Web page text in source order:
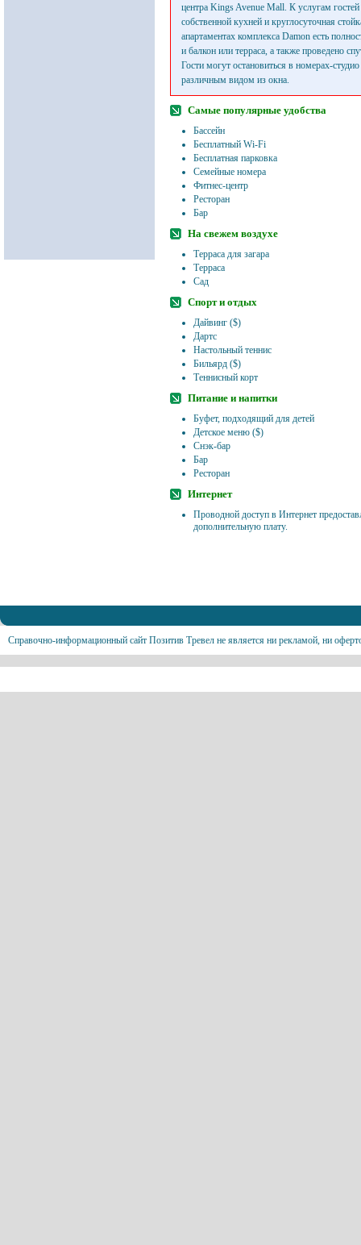
центра Kings Avenue Mall. К услугам
собственной кухней и круглосуточная
апартаментах комплекса Damon есть
и балкон или терраса, а также проведено
Гости могут остановиться в номерах-
различным видом из окна.
Самые популярные удобства
Бассейн
Бесплатный Wi-Fi
Бесплатная парковка
Семейные номера
Фитнес-центр
Ресторан
Бар
На свежем воздухе
Терраса для загара
Терраса
Сад
Спорт и отдых
Дайвинг ($)
Дартс
Настольный теннис
Бильярд ($)
Теннисный корт
Питание и напитки
Буфет, подходящий для детей
Детское меню ($)
Снэк-бар
Бар
Ресторан
Интернет
Проводной доступ в Интернет
дополнительную плату.
Справочно-информационный сайт Позитив Тревел не является ни рекламой, ни